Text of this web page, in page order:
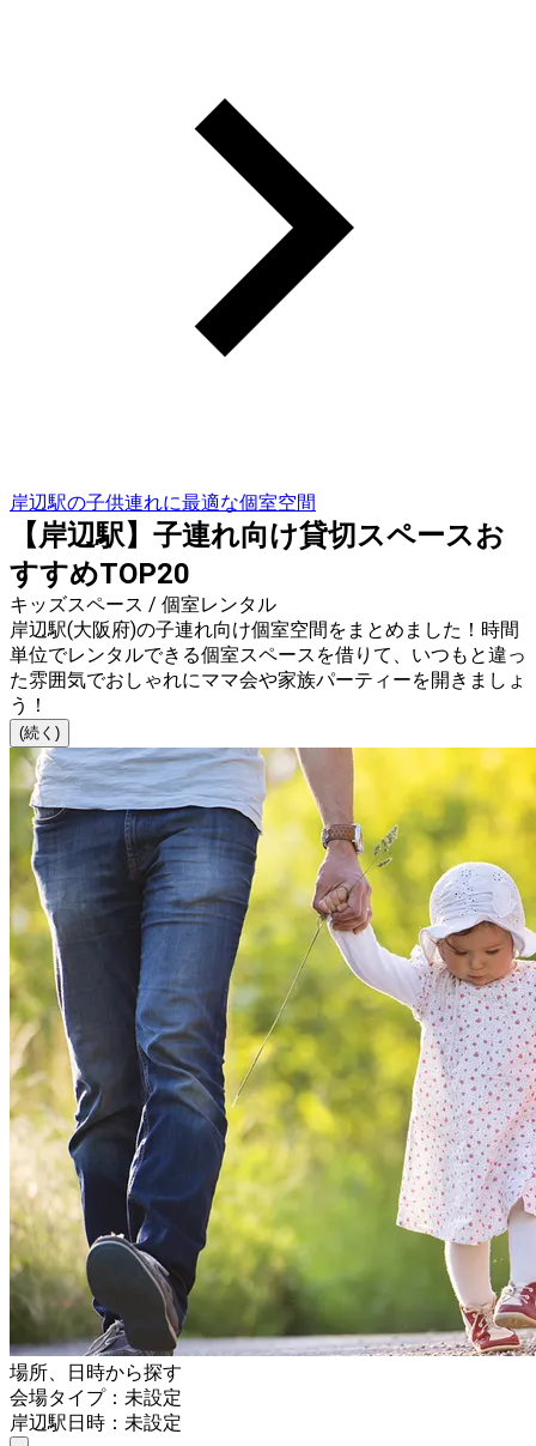
岸辺駅の子供連れに最適な個室空間
【岸辺駅】子連れ向け貸切スペースお
すすめTOP20
キッズスペース / 個室レンタル
岸辺駅(大阪府)の子連れ向け個室空間をまとめました！時間
単位でレンタルできる個室スペースを借りて、いつもと違っ
た雰囲気でおしゃれにママ会や家族パーティーを開きましょ
う！
(続く)
場所、日時から探す
会場タイプ：未設定
岸辺駅日時：未設定